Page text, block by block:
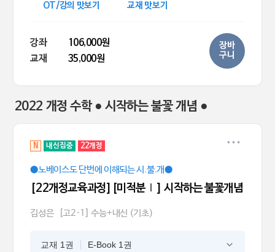
OT/강의 맛보기 교재 맛보기
강좌
106,000원
교재
35,000원
장바
구니
2022 개정 수학 ● 시작하는 불꽃 개념 ●
N 내신집중 22개정
●노베이스도 단번에 이해되는 시.불.개●
[22개정교육과정][미적분Ⅰ] 시작하는 불꽃개념
김성은 [고2·1] 수능+내신 (기초)
교재 1권 E-Book 1권